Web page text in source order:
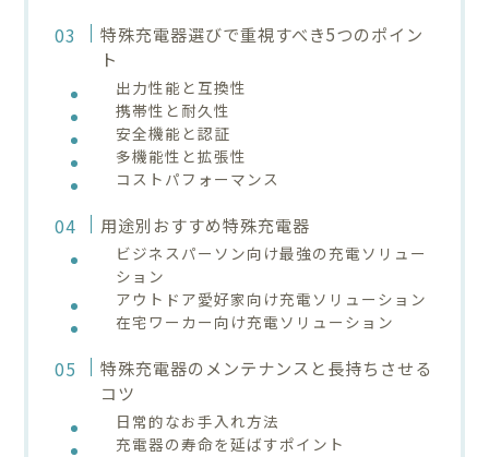
特殊充電器選びで重視すべき5つのポイン
ト
出力性能と互換性
携帯性と耐久性
安全機能と認証
多機能性と拡張性
コストパフォーマンス
用途別おすすめ特殊充電器
ビジネスパーソン向け最強の充電ソリュー
ション
アウトドア愛好家向け充電ソリューション
在宅ワーカー向け充電ソリューション
特殊充電器のメンテナンスと長持ちさせる
コツ
日常的なお手入れ方法
充電器の寿命を延ばすポイント